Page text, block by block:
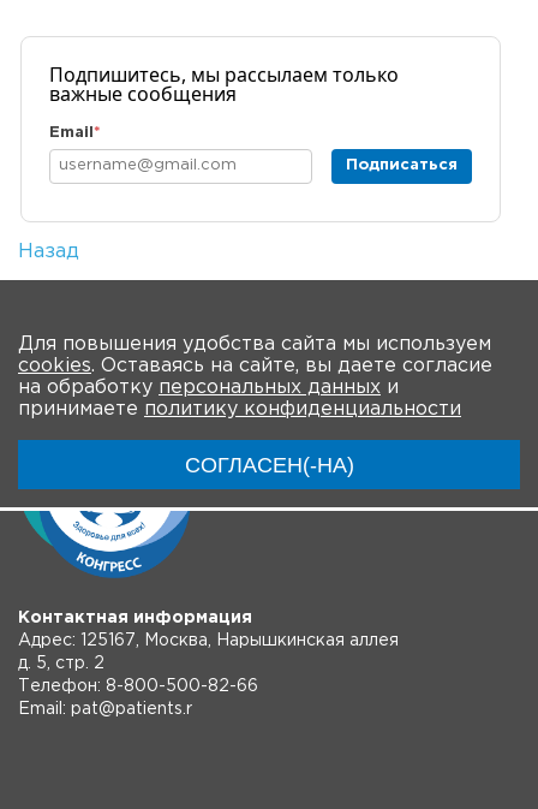
Подпишитесь, мы рассылаем только
важные сообщения
Email *
Подписаться
Назад
Для повышения удобства сайта мы используем
cookies. Оставаясь на сайте, вы даете согласие
на обработку персональных данных и
принимаете политику конфиденциальности
СОГЛАСЕН(-НА)
Контактная информация
Адрес: 125167, Москва, Нарышкинская аллея
д. 5, стр. 2
Телефон: 8-800-500-82-66
Email: pat@patients.r